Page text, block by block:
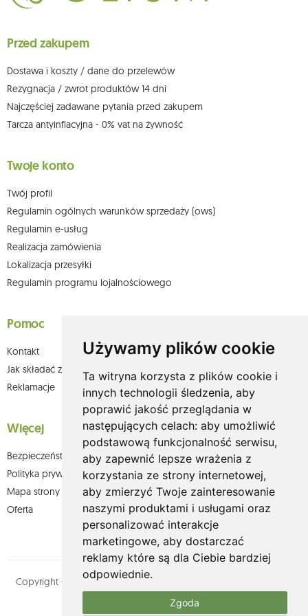
Używamy plików cookie
Ta witryna korzysta z plików cookie i
innych technologii śledzenia, aby
poprawić jakość przeglądania w
następujących celach: aby umożliwić
podstawową funkcjonalność serwisu,
aby zapewnić lepsze wrażenia z
korzystania ze strony internetowej,
aby zmierzyć Twoje zainteresowanie
naszymi produktami i usługami oraz
personalizować interakcje
marketingowe, aby dostarczać
reklamy które są dla Ciebie bardziej
odpowiednie.
Zgoda
sprzeciwu wobec przetwarzania swoich danych oraz prawo do
którego dokonano na podstawie zgody przed jej cofnięciem. W tym celu
możesz kontaktować się z działem obsługi klienta Mouton Interactive pod
Więcej informacji: www.mouton.pl/ODO
Przed zakupem
Dostawa i koszty / dane do przelewów
Rezygnacja / zwrot produktów 14 dni
Najczęściej zadawane pytania przed zakupem
Tarcza antyinflacyjna - 0% vat na żywność
Twoje konto
Twój profil
Regulamin ogólnych warunków sprzedaży (ows)
Regulamin e-usług
Realizacja zamówienia
Lokalizacja przesyłki
Regulamin programu lojalnościowego
Pomoc
Kontakt
Jak składać zamówienia w sklepie olium.pl?
Reklamacje
Więcej
Bezpieczeństwo płatności
Polityka prywatności
Mapa strony
Oferta
Copyright © olium.pl. Wszystkie prawa zastrzeżone. Designed by
MOUTON interactive